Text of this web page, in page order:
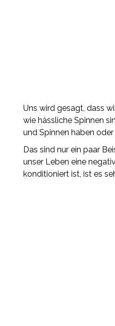
Uns wird gesagt, dass
wie hässliche Spinnen
und Spinnen haben
Das sind nur ein paar
unser Leben eine
konditioniert ist, ist es